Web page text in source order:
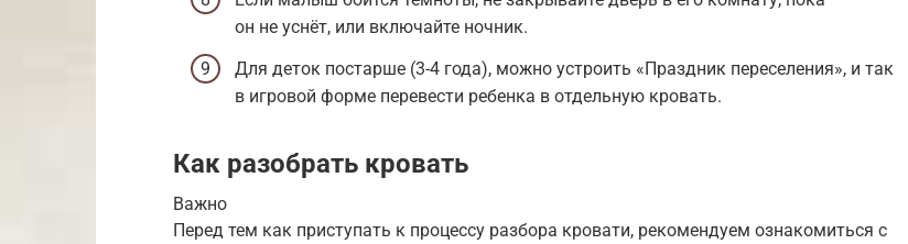
он не уснёт, или включайте ночник.
Для деток постарше (3-4 года), можно устроить «Праздник переселения», и так
в игровой форме перевести ребенка в отдельную кровать.
Как разобрать кровать
Важно
Перед тем как приступать к процессу разбора кровати, рекомендуем ознакомиться с